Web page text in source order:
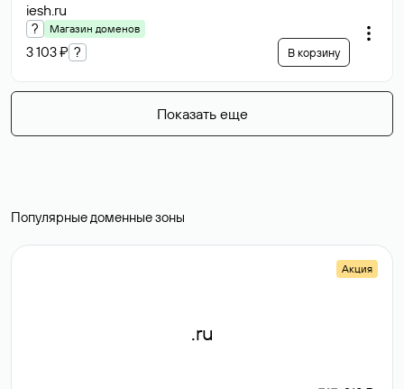
iesh.ru
? Магазин доменов
3 103 ₽ ? В корзину
Показать еще
Популярные доменные зоны
Акция
.ru